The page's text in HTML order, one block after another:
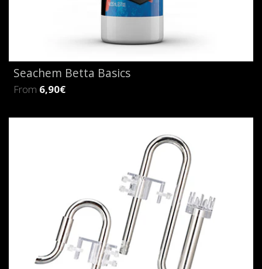
Seachem Betta Basics
From 6,90€